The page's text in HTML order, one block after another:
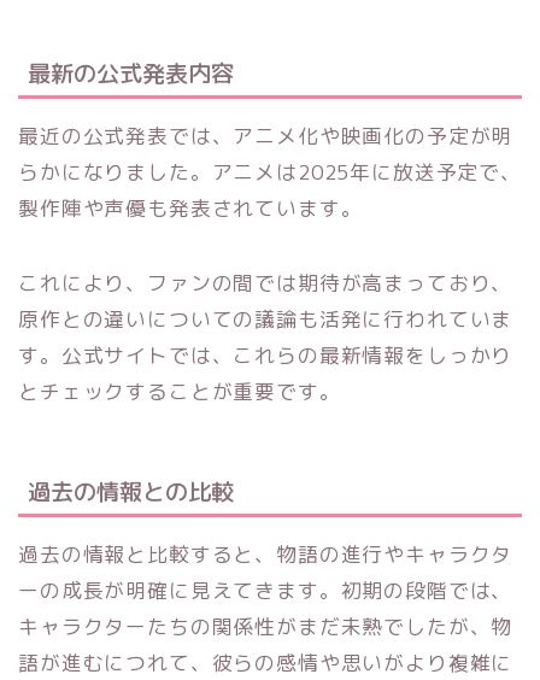
最新の公式発表内容
最近の公式発表では、アニメ化や映画化の予定が明
らかになりました。アニメは2025年に放送予定で、
製作陣や声優も発表されています。
これにより、ファンの間では期待が高まっており、
原作との違いについての議論も活発に行われていま
す。公式サイトでは、これらの最新情報をしっかり
とチェックすることが重要です。
過去の情報との比較
過去の情報と比較すると、物語の進行やキャラクタ
ーの成長が明確に見えてきます。初期の段階では、
キャラクターたちの関係性がまだ未熟でしたが、物
語が進むにつれて、彼らの感情や思いがより複雑に